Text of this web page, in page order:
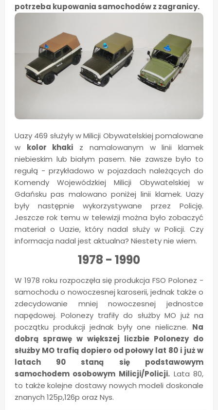
potrzeba kupowania samochodów z zagranicy.
Uazy 469 służyły w Milicji Obywatelskiej pomalowane
w kolor khaki z namalowanym w linii klamek
niebieskim lub białym pasem. Nie zawsze było to
regułą - przykładowo w pojazdach należących do
Komendy Wojewódzkiej Milicji Obywatelskiej w
Gdańsku pas malowano poniżej linii klamek. Uazy
były następnie wykorzystywane przez Policję.
Jeszcze rok temu w telewizji można było zobaczyć
materiał o Uazie, który nadal służy w Policji. Czy
informacja nadal jest aktualna? Niestety nie wiem.
1978 - 1990
W 1978 roku rozpoczęła się produkcja FSO Polonez -
samochodu o nowoczesnej karoserii, jednak także o
zdecydowanie mniej nowoczesnej jednostce
napędowej. Polonezy trafiły do służby MO już na
początku produkcji jednak były one nieliczne. Na
dobrą sprawę w większej liczbie Polonezy do
służby MO trafią dopiero od połowy lat 80 i już w
latach 90 staną się podstawowym
samochodem osobowym Milicji/Policji. Lata 80,
to także kolejne dostawy nowych modeli doskonale
znanych 125p,126p oraz Nys.